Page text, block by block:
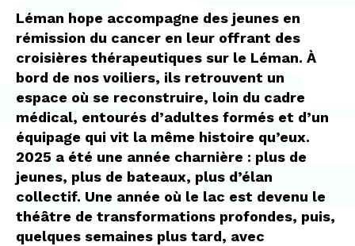
Léman hope accompagne des jeunes en
rémission du cancer en leur offrant des
croisières thérapeutiques sur le Léman. À
bord de nos voiliers, ils retrouvent un
espace où se reconstruire, loin du cadre
médical, entourés d’adultes formés et d’un
équipage qui vit la même histoire qu’eux.
2025 a été une année charnière : plus de
jeunes, plus de bateaux, plus d’élan
collectif. Une année où le lac est devenu le
théâtre de transformations profondes, puis,
quelques semaines plus tard, avec